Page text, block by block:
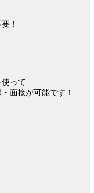
！
って
面接が可能です！